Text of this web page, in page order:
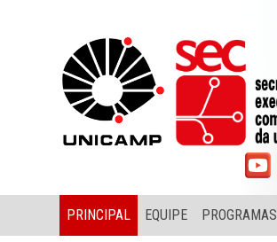
PRINCIPAL EQUIPE PROGRAMAS